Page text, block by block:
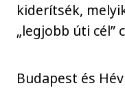
kiderítsék,
„legjobb úti cél”
Budapest és